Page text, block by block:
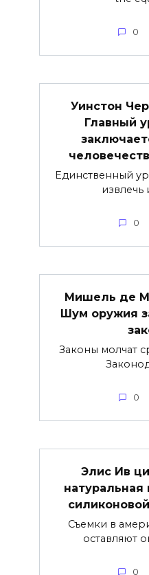
0
Уинстон
Главный
Единственный
извлечь
0
Мишель де
Шум оружия
Законы молчат
0
Элис Ив
натуральная
Съемки в
оставляют
0